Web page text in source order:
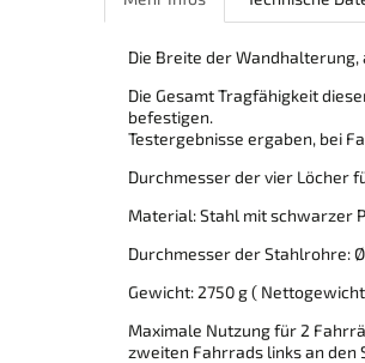
Die Breite der
Die Gesamt Tragfähigkeit
befestigen.
Testergebnisse ergaben, bei
Durchmesser der vier Löcher
Material: Stahl mit schwarzer
Durchmesser der Stahlrohre:
Gewicht: 2750 g (
Maximale Nutzung für 2
zweiten Fahrrads links an den